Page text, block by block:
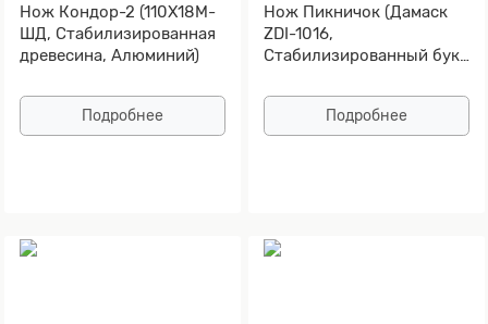
Нож Кондор-2 (110Х18М-
ШД, Стабилизированная
древесина, Алюминий)
Подробнее
Нож Пикничок (Дамаск
ZDI-1016,
Стабилизированный бук,
Подробнее